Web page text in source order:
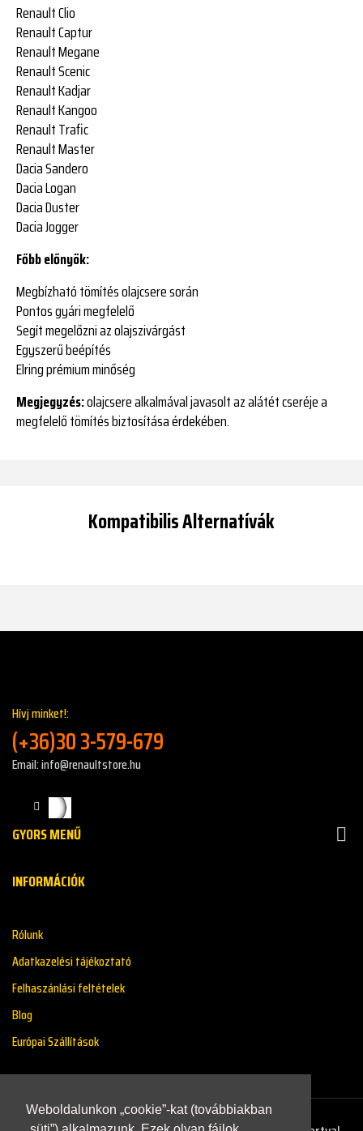
Weboldalunkon „cookie”-kat (továbbiakban
Renault Clio
Renault Captur
Renault Megane
Renault Scenic
Renault Kadjar
Renault Kangoo
Renault Trafic
Renault Master
Dacia Sandero
Dacia Logan
Dacia Duster
Dacia Jogger
Főbb előnyök:
Megbízható tömítés olajcsere során
Pontos gyári megfelelő
Segít megelőzni az olajszivárgást
Egyszerű beépítés
Elring prémium minőség
Megjegyzés:olajcsere alkalmával javasolt az alátét cseréje a
megfelelő tömítés biztosítása érdekében.
Kompatibilis Alternatívák
Hívj minket!:
(+36)30 3-579-679
Email: info@renaultstore.hu
GYORS MENŰ 
INFORMÁCIÓK
Rólunk
Adatkazelési tájékoztató
Felhaszánlási feltételek
Blog
Európai Szállítások